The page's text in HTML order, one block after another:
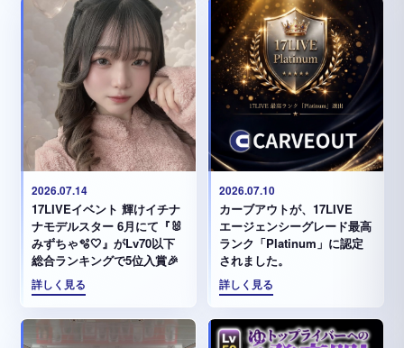
2026.07.14
17LIVEイベント 輝けイチナ
ナモデルスター 6月にて『🐰
みずちゃ️🫧🤍』がLv70以下
総合ランキングで5位入賞🎉
詳しく見る
2026.07.10
カーブアウトが、17LIVE
エージェンシーグレード最高
ランク「Platinum」に認定
されました。
詳しく見る